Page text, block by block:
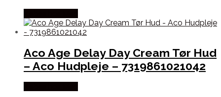
Aco Age Delay Day Cream Tør Hud
– Aco Hudpleje – 7319861021042